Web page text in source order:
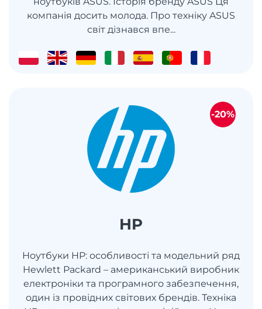
компанія досить молода. Про техніку ASUS
світ дізнався впе...
HP
Ноутбуки HP: особливості та модельний ряд
Hewlett Packard – американський виробник
електроніки та програмного забезпечення,
один із провідних світових брендів. Техніка
-20%